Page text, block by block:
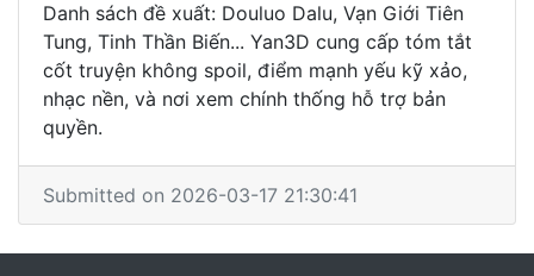
Danh sách đề xuất: Douluo Dalu, Vạn Giới Tiên
Tung, Tinh Thần Biến... Yan3D cung cấp tóm tắt
cốt truyện không spoil, điểm mạnh yếu kỹ xảo,
nhạc nền, và nơi xem chính thống hỗ trợ bản
quyền.
Submitted on 2026-03-17 21:30:41